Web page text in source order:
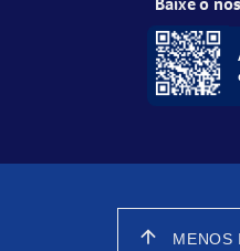
arrow_upward MENOS